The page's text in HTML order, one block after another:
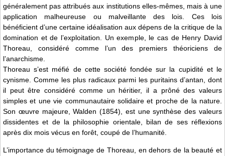
généralement pas attribués aux institutions elles-mêmes, mais à une
application malheureuse ou malveillante des lois. Ces lois
bénéficient d’une certaine idéalisation aux dépens de la critique de la
domination et de l’exploitation. Un exemple, le cas de Henry David
Thoreau, considéré comme l’un des premiers théoriciens de
l’anarchisme.
Thoreau s’est méfié de cette société fondée sur la cupidité et le
cynisme. Comme les plus radicaux parmi les puritains d’antan, dont
il peut être considéré comme un héritier, il a prôné des valeurs
simples et une vie communautaire solidaire et proche de la nature.
Son œuvre majeure, Walden (1854), est une synthèse des valeurs
dissidentes et de la philosophie orientale, bilan de ses réflexions
après dix mois vécus en forêt, coupé de l’humanité.
L’importance du témoignage de Thoreau, en dehors de la beauté et